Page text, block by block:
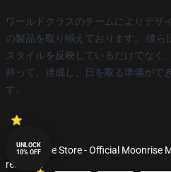
ワールドクラスのチームによりデザ
の製品を取り揃えております。 彼
スタイルを反映しているだけでなく
持って、達成し、日を取る準備がで
す。
© Moonrise Store - Official Moonrise
reserved
UNLOCK
10% OFF